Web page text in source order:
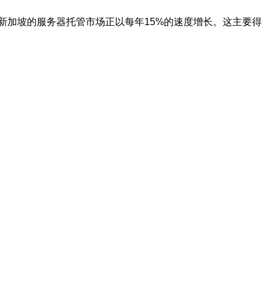
坡的服务器托管市场正以每年15%的速度增长。这主要得